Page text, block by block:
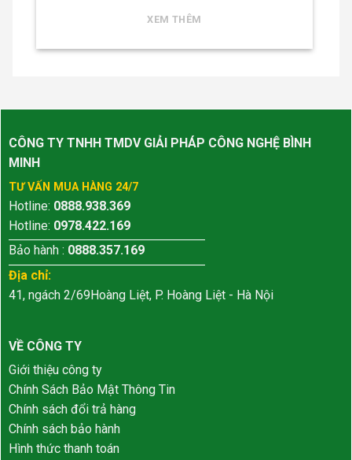
XEM THÊM
CÔNG TY TNHH TMDV GIẢI PHÁP CÔNG NGHỆ BÌNH
MINH
TƯ VẤN MUA HÀNG 24/7
Hotline: 0888.938.369
Hotline: 0978.422.169
Bảo hành : 0888.357.169
Địa chỉ:
41, ngách 2/69Hoàng Liệt, P. Hoàng Liệt - Hà Nội
VỀ CÔNG TY
Giới thiệu công ty
Chính Sách Bảo Mật Thông Tin
Chính sách đổi trả hàng
Chính sách bảo hành
Hình thức thanh toán